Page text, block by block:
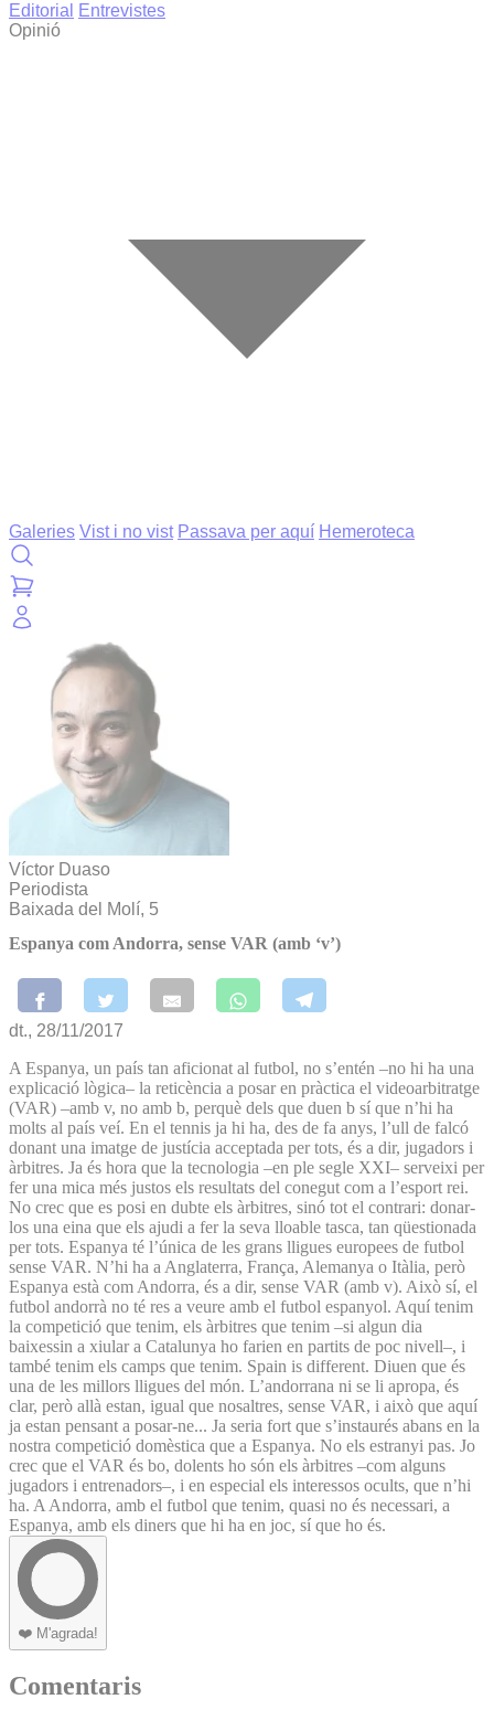
Editorial
Entrevistes
Opinió
Galeries Vist i no vist Passava per aquí Hemeroteca
Víctor Duaso
Periodista
Baixada del Molí, 5
Espanya com Andorra, sense VAR (amb ‘v’)
dt., 28/11/2017
A Espanya, un país tan aficionat al futbol, no s’entén –no hi ha una
explicació lògica– la reticència a posar en pràctica el videoarbitratge
(VAR) –amb v, no amb b, perquè dels que duen b sí que n’hi ha
molts al país veí. En el tennis ja hi ha, des de fa anys, l’ull de falcó
donant una imatge de justícia acceptada per tots, és a dir, jugadors i
àrbitres. Ja és hora que la tecnologia –en ple segle XXI– serveixi per
fer una mica més justos els resultats del conegut com a l’esport rei.
No crec que es posi en dubte els àrbitres, sinó tot el contrari: donar-
los una eina que els ajudi a fer la seva lloable tasca, tan qüestionada
per tots. Espanya té l’única de les grans lligues europees de futbol
sense VAR. N’hi ha a Anglaterra, França, Alemanya o Itàlia, però
Espanya està com Andorra, és a dir, sense VAR (amb v). Això sí, el
futbol andorrà no té res a veure amb el futbol espanyol. Aquí tenim
la competició que tenim, els àrbitres que tenim –si algun dia
baixessin a xiular a Catalunya ho farien en partits de poc nivell–, i
també tenim els camps que tenim. Spain is different. Diuen que és
una de les millors lligues del món. L’andorrana ni se li apropa, és
clar, però allà estan, igual que nosaltres, sense VAR, i això que aquí
ja estan pensant a posar-ne... Ja seria fort que s’instaurés abans en la
nostra competició domèstica que a Espanya. No els estranyi pas. Jo
crec que el VAR és bo, dolents ho són els àrbitres –com alguns
jugadors i entrenadors–, i en especial els interessos ocults, que n’hi
ha. A Andorra, amb el futbol que tenim, quasi no és necessari, a
Espanya, amb els diners que hi ha en joc, sí que ho és.
❤️ M'agrada!
Comentaris